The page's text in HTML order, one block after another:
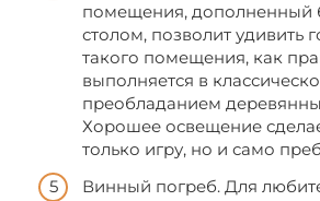
помещения, дополненный
столом, позволит удивить
такого помещения, как
выполняется в
преобладанием
Хорошее освещение
только игру, но и само
Винный погреб. Для